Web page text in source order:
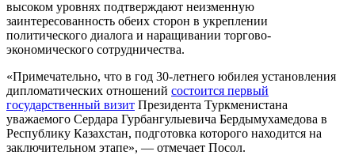
высоком уровнях подтверждают неизменную
заинтересованность обеих сторон в укреплении
политического диалога и наращивании торгово-
экономического сотрудничества.
«Примечательно, что в год 30-летнего юбилея установления
дипломатических отношений состоится первый
государственный визит Президента Туркменистана
уважаемого Сердара Гурбангулыевича­ Бердымухамедова в
Республику Казахстан, подготовка которого находится на
заключительном этапе», — отмечает Посол.